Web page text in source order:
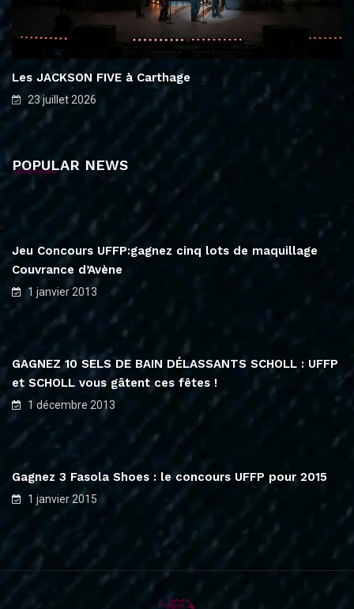
Les JACKSON FIVE à Carthage
23 juillet 2026
POPULAR NEWS
Jeu Concours UFFP:gagnez cinq lots de maquillage
Couvrance d’Avène
1 janvier 2013
GAGNEZ 10 SELS DE BAIN DÉLASSANTS SCHOLL : UFFP
et SCHOLL vous gâtent ces fêtes !
1 décembre 2013
Gagnez 3 Fasola Shoes : le concours UFFP pour 2015
1 janvier 2015